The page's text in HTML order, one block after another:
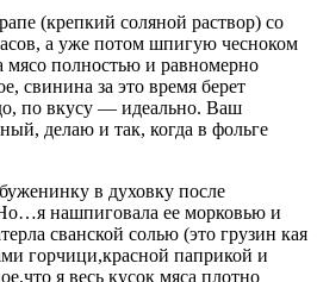
(крепкий соляной раствор) со
а уже потом шпигую чесноком
мясо полностью и равномерно
свинина за это время берет
по вкусу — идеально. Ваш
делаю и так, когда в фольге
в духовку после
нашпиговала ее морковью и
сванской солью (это грузин кая
горчици,красной паприкой и
я весь кусок мяса плотно